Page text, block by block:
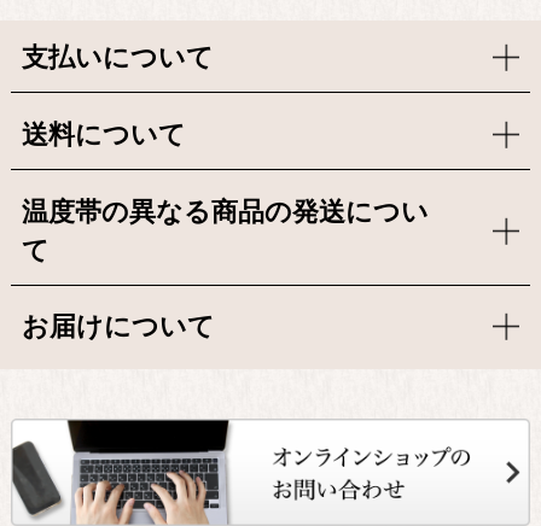
支払いについて
送料について
温度帯の異なる商品の発送につい
て
お届けについて